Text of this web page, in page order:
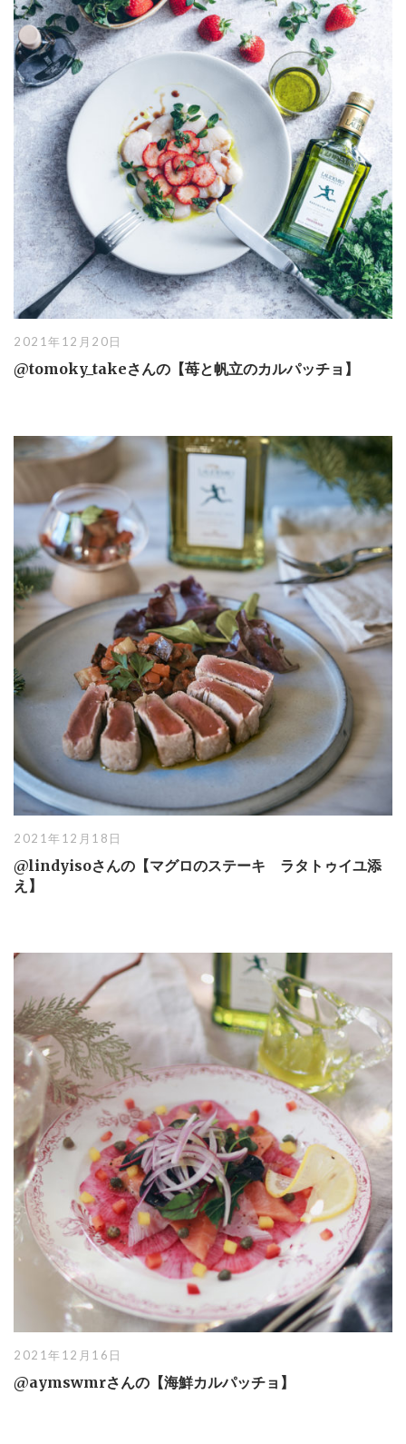
2021年12月20日
@tomoky_takeさんの【苺と帆立のカルパッチョ】
2021年12月18日
@lindyisoさんの【マグロのステーキ ラタトゥイユ添
え】
2021年12月16日
@aymswmrさんの【海鮮カルパッチョ】